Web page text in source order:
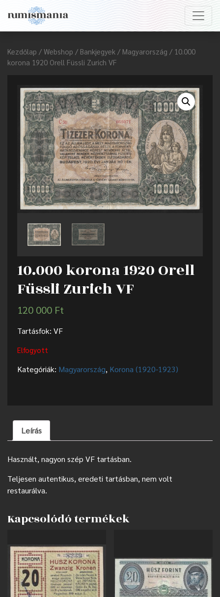
Kezdőlap / Webshop / Bankjegyek / Magyarország / 10.000
korona 1920 Orell Füssli Zurich VF
10.000 korona 1920 Orell
Füssli Zurich VF
120 000 Ft
Tartásfok: VF
Elfogyott
Kategóriák: Magyarország, Korona (1920-1923)
Leírás
Használt, nagyon szép VF tartásban.
Teljesen autentikus, eredeti tartásban, nem volt
restaurálva.
Kapcsolódó termékek